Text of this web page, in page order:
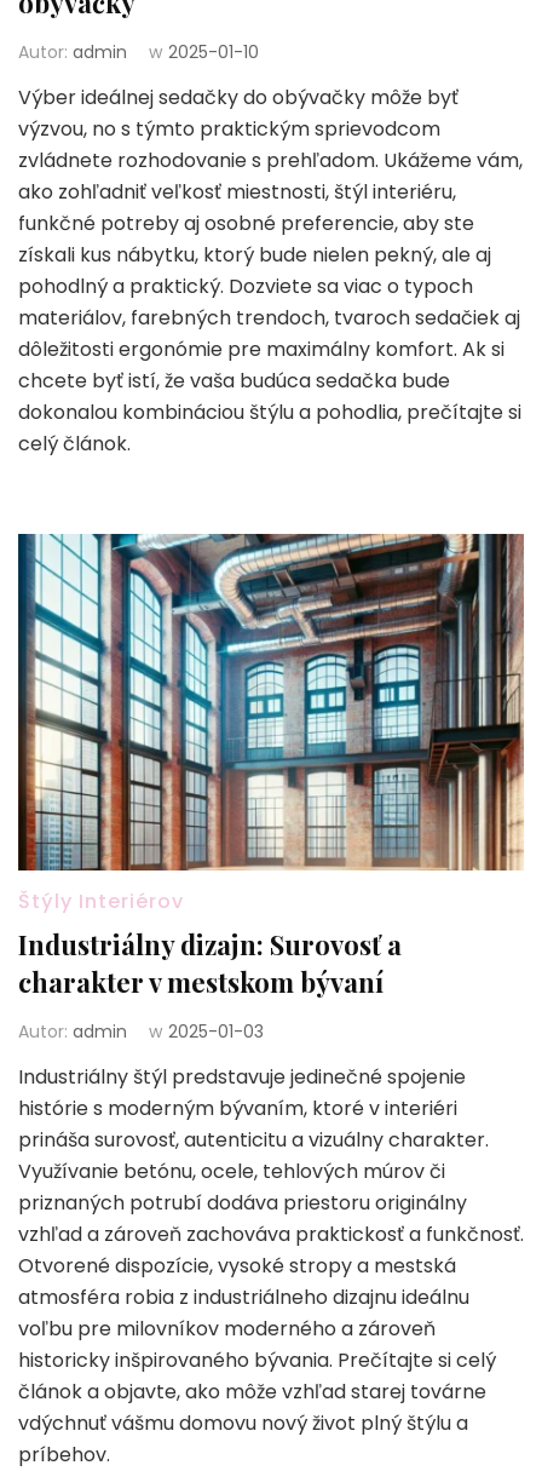
Autor: admin w 2025-01-10
Výber ideálnej sedačky do obývačky môže byť
výzvou, no s týmto praktickým sprievodcom
zvládnete rozhodovanie s prehľadom. Ukážeme vám,
ako zohľadniť veľkosť miestnosti, štýl interiéru,
funkčné potreby aj osobné preferencie, aby ste
získali kus nábytku, ktorý bude nielen pekný, ale aj
pohodlný a praktický. Dozviete sa viac o typoch
materiálov, farebných trendoch, tvaroch sedačiek aj
dôležitosti ergonómie pre maximálny komfort. Ak si
chcete byť istí, že vaša budúca sedačka bude
dokonalou kombináciou štýlu a pohodlia, prečítajte si
celý článok.
Štýly Interiérov
Industriálny dizajn: Surovosť a
charakter v mestskom bývaní
Autor: admin w 2025-01-03
Industriálny štýl predstavuje jedinečné spojenie
histórie s moderným bývaním, ktoré v interiéri
prináša surovosť, autenticitu a vizuálny charakter.
Využívanie betónu, ocele, tehlových múrov či
priznaných potrubí dodáva priestoru originálny
vzhľad a zároveň zachováva praktickosť a funkčnosť.
Otvorené dispozície, vysoké stropy a mestská
atmosféra robia z industriálneho dizajnu ideálnu
voľbu pre milovníkov moderného a zároveň
historicky inšpirovaného bývania. Prečítajte si celý
článok a objavte, ako môže vzhľad starej továrne
vdýchnuť vášmu domovu nový život plný štýlu a
príbehov.